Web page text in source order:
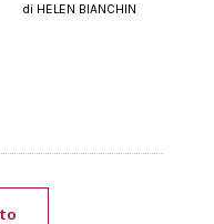
di HELEN BIANCHIN